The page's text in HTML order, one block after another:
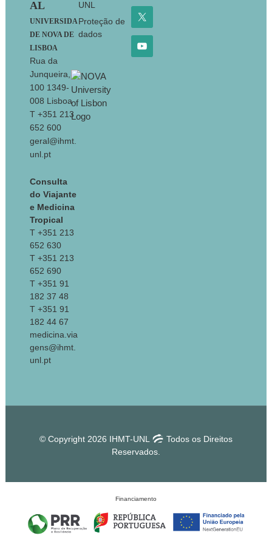
AL
UNIVERSIDA
DE NOVA DE
LISBOA
Rua da
Junqueira,
100 1349-
008 Lisboa
T +351 213
652 600
geral@ihmt.
unl.pt
Consulta
do Viajante
e Medicina
Tropical
T +351 213
652 630
T +351 213
652 690
T +351 91
182 37 48
T +351 91
182 44 67
medicina.via
gens@ihmt.
unl.pt
UNL
Proteção de
dados
© Copyright 2026 IHMT-UNL
Todos os Direitos
Reservados.
Financiamento